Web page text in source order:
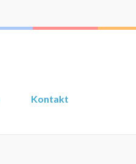
Kontakt